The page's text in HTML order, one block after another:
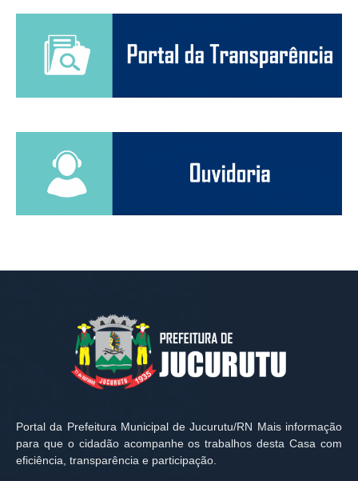
Portal da Prefeitura Municipal de Jucurutu/RN Mais informação
para que o cidadão acompanhe os trabalhos desta Casa com
eficiência, transparência e participação.